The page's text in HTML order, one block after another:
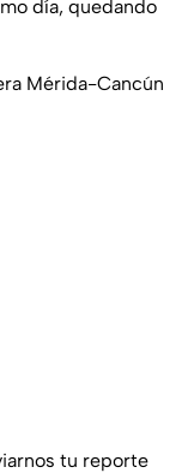
día, quedando
Mérida-Cancún
tu reporte